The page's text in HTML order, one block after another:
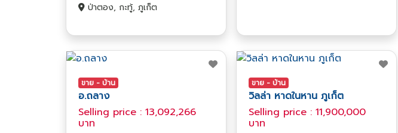
ป่าตอง, กะทู้, ภูเก็ต
ขาย - บ้าน
อ.ถลาง
Selling price : 13,092,266
บาท
ขาย - บ้าน
วิลล่า หาดในหาน ภูเก็ต
Selling price : 11,900,000
บาท